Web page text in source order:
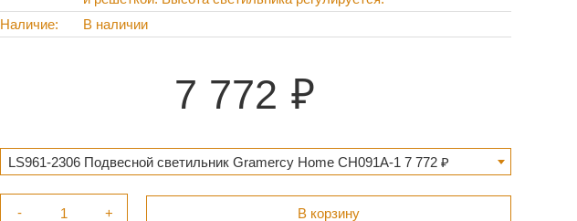
Наличие
В наличии
7 772
LS961-2306 Подвесной светильник Gramercy Home CH091A-1 7 772 ₽